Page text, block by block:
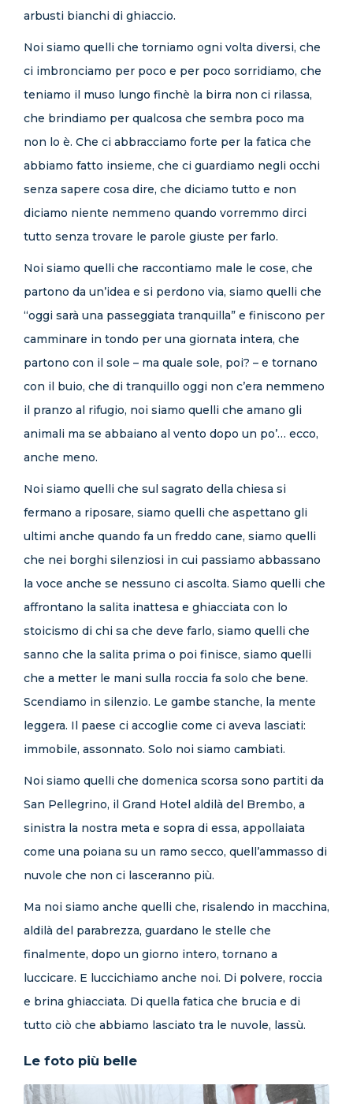
arbusti bianchi di ghiaccio.
Noi siamo quelli che torniamo ogni volta diversi, che
ci imbronciamo per poco e per poco sorridiamo, che
teniamo il muso lungo finchè la birra non ci rilassa,
che brindiamo per qualcosa che sembra poco ma
non lo è. Che ci abbracciamo forte per la fatica che
abbiamo fatto insieme, che ci guardiamo negli occhi
senza sapere cosa dire, che diciamo tutto e non
diciamo niente nemmeno quando vorremmo dirci
tutto senza trovare le parole giuste per farlo.
Noi siamo quelli che raccontiamo male le cose, che
partono da un’idea e si perdono via, siamo quelli che
“oggi sarà una passeggiata tranquilla” e finiscono per
camminare in tondo per una giornata intera, che
partono con il sole – ma quale sole, poi? – e tornano
con il buio, che di tranquillo oggi non c’era nemmeno
il pranzo al rifugio, noi siamo quelli che amano gli
animali ma se abbaiano al vento dopo un po’… ecco,
anche meno.
Noi siamo quelli che sul sagrato della chiesa si
fermano a riposare, siamo quelli che aspettano gli
ultimi anche quando fa un freddo cane, siamo quelli
che nei borghi silenziosi in cui passiamo abbassano
la voce anche se nessuno ci ascolta. Siamo quelli che
affrontano la salita inattesa e ghiacciata con lo
stoicismo di chi sa che deve farlo, siamo quelli che
sanno che la salita prima o poi finisce, siamo quelli
che a metter le mani sulla roccia fa solo che bene.
Scendiamo in silenzio. Le gambe stanche, la mente
leggera. Il paese ci accoglie come ci aveva lasciati:
immobile, assonnato. Solo noi siamo cambiati.
Noi siamo quelli che domenica scorsa sono partiti da
San Pellegrino, il Grand Hotel aldilà del Brembo, a
sinistra la nostra meta e sopra di essa, appollaiata
come una poiana su un ramo secco, quell’ammasso di
nuvole che non ci lasceranno più.
Ma noi siamo anche quelli che, risalendo in macchina,
aldilà del parabrezza, guardano le stelle che
finalmente, dopo un giorno intero, tornano a
luccicare. E luccichiamo anche noi. Di polvere, roccia
e brina ghiacciata. Di quella fatica che brucia e di
tutto ciò che abbiamo lasciato tra le nuvole, lassù.
Le foto più belle